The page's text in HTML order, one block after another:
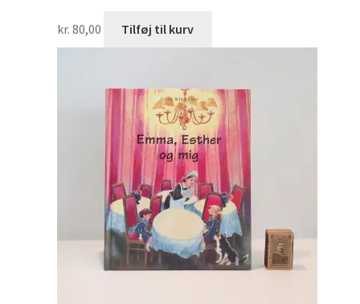
kr. 80,00 Tilføj til kurv